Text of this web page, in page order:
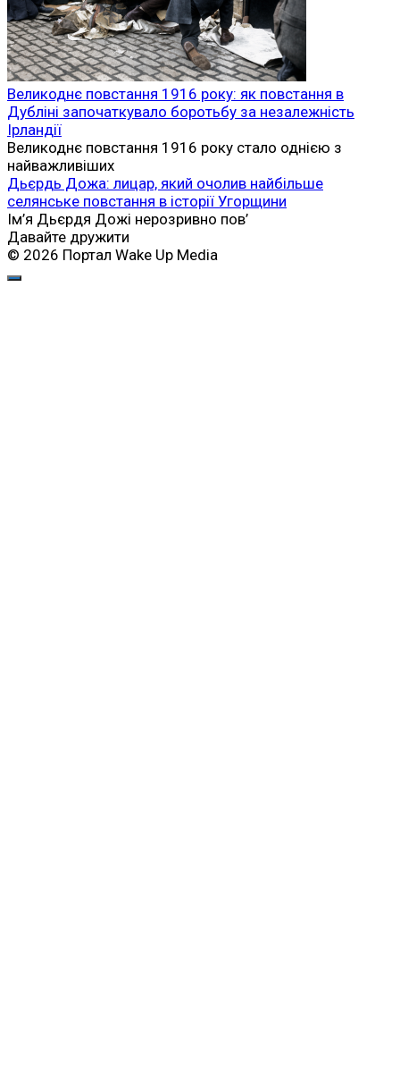
Великоднє повстання 1916 року: як повстання в
Дубліні започаткувало боротьбу за незалежність
Ірландії
Великоднє повстання 1916 року стало однією з
найважливіших
Дьєрдь Дожа: лицар, який очолив найбільше
селянське повстання в історії Угорщини
Ім’я Дьєрдя Дожі нерозривно пов’
Давайте дружити
© 2026 Портал Wake Up Media